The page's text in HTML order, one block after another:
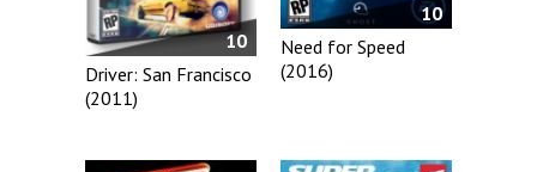
10
Driver: San Francisco
(2011)
10
Need for Speed
(2016)